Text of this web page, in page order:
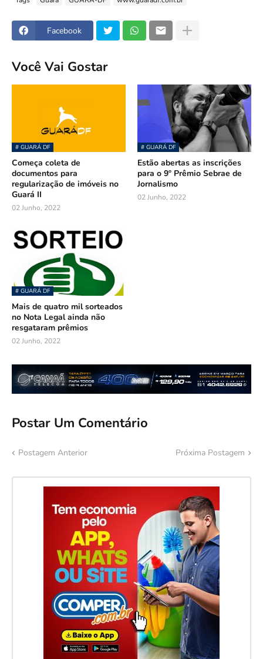
Facebook
Você Vai Gostar
# GUARÁ DF
Começa coleta de
documentos para
regularização de imóveis no
Guará II
02 Junho, 2022
# GUARÁ DF
Estão abertas as inscrições
para o 9º Prêmio Sebrae de
Jornalismo
02 Junho, 2022
# GUARÁ DF
Mais de quatro mil sorteados
no Nota Legal ainda não
resgataram prêmios
02 Junho, 2022
Postar Um Comentário
Postagem Anterior Próxima Postagem